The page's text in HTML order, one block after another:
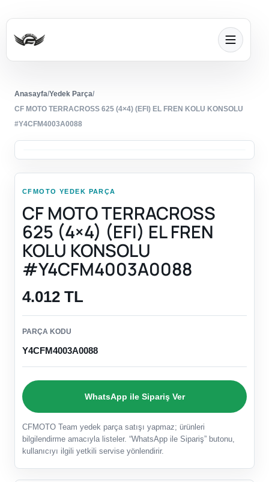
Anasayfa/Yedek Parça/
CF MOTO TERRACROSS 625 (4×4) (EFI) EL FREN KOLU KONSOLU
#Y4CFM4003A0088
CFMOTO YEDEK PARÇA
CF MOTO TERRACROSS
625 (4×4) (EFI) EL FREN
KOLU KONSOLU
#Y4CFM4003A0088
4.012 TL
PARÇA KODU
Y4CFM4003A0088
WhatsApp ile Sipariş Ver
CFMOTO Team yedek parça satışı yapmaz; ürünleri
bilgilendirme amacıyla listeler. “WhatsApp ile Sipariş” butonu,
kullanıcıyı ilgili yetkili servise yönlendirir.